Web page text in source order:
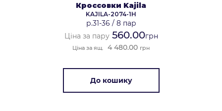
Кроссовки Kajila
KAJILA-2074-1H
р.31-36 / 8 пар
Ціна за пару560.00грн
Ціна за ящ. 4 480.00 грн
До кошику